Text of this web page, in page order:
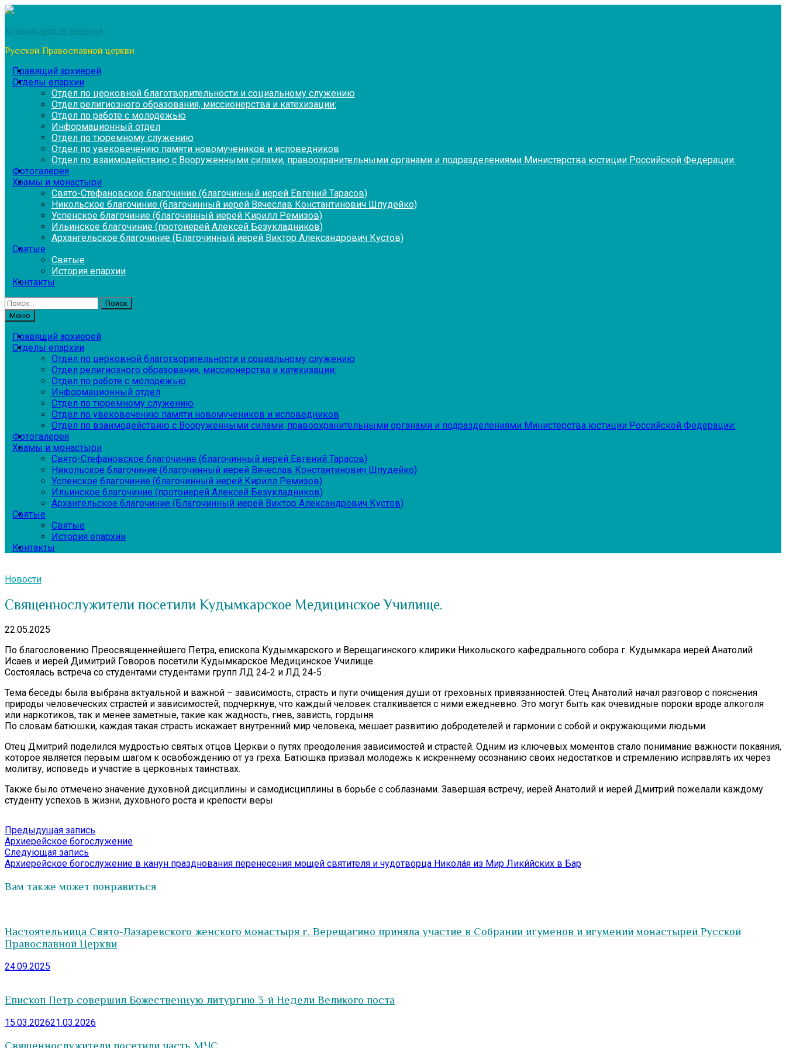
Перейти
содержимому
Кудымкарская епархия
Русской Православной церкви
Правящий архиерей
Отделы епархии
Отдел по церковной благотворительности и социальному служению
Отдел религиозного образования, миссионерства и катехизации:
Отдел по работе с молодежью
Информационный отдел
Отдел по тюремному служению
Отдел по увековечению памяти новомучеников и исповедников
Отдел по взаимодействию с Вооруженными силами, правоохранительными органами и подразделениями Министерства юстиции Российской Федерации:
Фотогалерея
Храмы и монастыри
Свято-Стефановское благочиние (благочинный иерей Евгений Тарасов)
Никольское благочиние (благочинный иерей Вячеслав Константинович Шпудейко)
Успенское благочиние (благочинный иерей Кирилл Ремизов)
Ильинское благочиние (протоиерей Алексей Безукладников)
Архангельское благочиние (Благочинный иерей Виктор Александрович Кустов)
Святые
Святые
История епархии
Контакты
Найти:
Меню
Правящий архиерей
Отделы епархии
Отдел по церковной благотворительности и социальному служению
Отдел религиозного образования, миссионерства и катехизации:
Отдел по работе с молодежью
Информационный отдел
Отдел по тюремному служению
Отдел по увековечению памяти новомучеников и исповедников
Отдел по взаимодействию с Вооруженными силами, правоохранительными органами и подразделениями Министерства юстиции Российской Федерации:
Фотогалерея
Храмы и монастыри
Свято-Стефановское благочиние (благочинный иерей Евгений Тарасов)
Никольское благочиние (благочинный иерей Вячеслав Константинович Шпудейко)
Успенское благочиние (благочинный иерей Кирилл Ремизов)
Ильинское благочиние (протоиерей Алексей Безукладников)
Архангельское благочиние (Благочинный иерей Виктор Александрович Кустов)
Святые
Святые
История епархии
Контакты
Новости
Священнослужители посетили Кудымкарское Медицинское Училище.
22.05.2025
По благословению Преосвященнейшего Петра, епископа Кудымкарского и Верещагинского клирики Никольского кафедрального собора г. Кудымкара иерей Анатолий
Исаев и иерей Димитрий Говоров посетили Кудымкарское Медицинское Училище.
Состоялась встреча со студентами студентами групп ЛД 24-2 и ЛД 24-5 .
Тема беседы была выбрана актуальной и важной – зависимость, страсть и пути очищения души от греховных привязанностей. Отец Анатолий начал разговор с пояснения
природы человеческих страстей и зависимостей, подчеркнув, что каждый человек сталкивается с ними ежедневно. Это могут быть как очевидные пороки вроде алкоголя
или наркотиков, так и менее заметные, такие как жадность, гнев, зависть, гордыня.
По словам батюшки, каждая такая страсть искажает внутренний мир человека, мешает развитию добродетелей и гармонии с собой и окружающими людьми.
Отец Дмитрий поделился мудростью святых отцов Церкви о путях преодоления зависимостей и страстей. Одним из ключевых моментов стало понимание важности покаяния,
которое является первым шагом к освобождению от уз греха. Батюшка призвал молодежь к искреннему осознанию своих недостатков и стремлению исправлять их через
молитву, исповедь и участие в церковных таинствах.
Также было отмечено значение духовной дисциплины и самодисциплины в борьбе с соблазнами. Завершая встречу, иерей Анатолий и иерей Дмитрий пожелали каждому
студенту успехов в жизни, духовного роста и крепости веры
Навигация
по
записям
Предыдущая запись
запись:
Архиерейское богослужение
Следующая запись
запись:
Архиерейское богослужение в канун празднования перенесения мощей святителя и чудотворца Никола́я из Мир Лики́йских в Бар
Вам также может понравиться
Настоятельница Свято-Лазаревского женского монастыря г. Верещагино приняла участие в Собрании игуменов и игумений монастырей Русской
Православной Церкви
24.09.2025
Епископ Петр совершил Божественную литургию 3-й Недели Великого поста
15.03.202621.03.2026
Священнослужители посетили часть МЧС